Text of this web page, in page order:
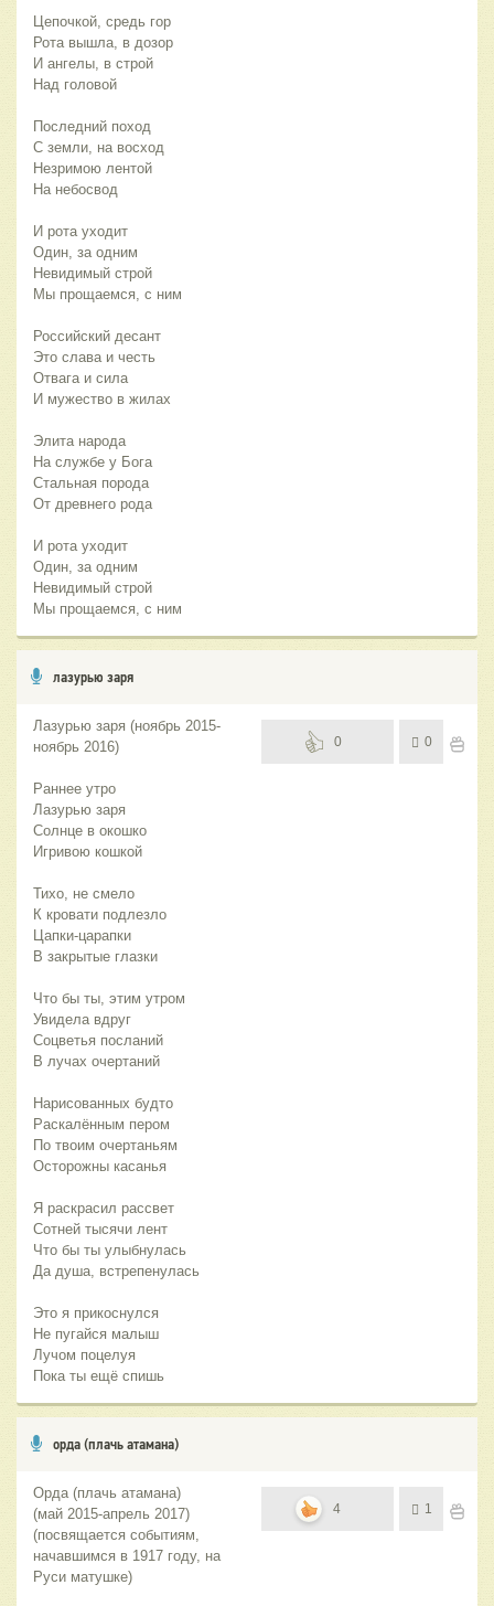
Цепочкой, средь гор
Рота вышла, в дозор
И ангелы, в строй
Над головой
Последний поход
С земли, на восход
Незримою лентой
На небосвод
И рота уходит
Один, за одним
Невидимый строй
Мы прощаемся, с ним
Российский десант
Это слава и честь
Отвага и сила
И мужество в жилах
Элита народа
На службе у Бога
Стальная порода
От древнего рода
И рота уходит
Один, за одним
Невидимый строй
Мы прощаемся, с ним
лазурью заря
Лазурью заря (ноябрь 2015-
ноябрь 2016)
Раннее утро
Лазурью заря
Солнце в окошко
Игривою кошкой
Тихо, не смело
К кровати подлезло
Цапки-царапки
В закрытые глазки
Что бы ты, этим утром
Увидела вдруг
Соцветья посланий
В лучах очертаний
Нарисованных будто
Раскалённым пером
По твоим очертаньям
Осторожны касанья
Я раскрасил рассвет
Сотней тысячи лент
Что бы ты улыбнулась
Да душа, встрепенулась
Это я прикоснулся
Не пугайся малыш
Лучом поцелуя
Пока ты ещё спишь
0 0
орда (плачь атамана)
Орда (плачь атамана)
(май 2015-апрель 2017)
(посвящается событиям,
начавшимся в 1917 году, на
Руси матушке)
4 1